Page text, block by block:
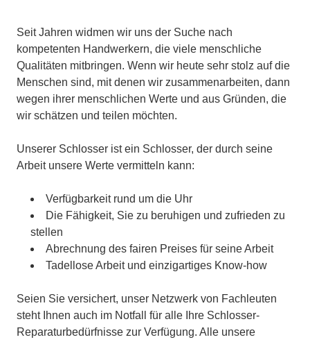
Seit Jahren widmen wir uns der Suche nach
kompetenten Handwerkern, die viele menschliche
Qualitäten mitbringen. Wenn wir heute sehr stolz auf die
Menschen sind, mit denen wir zusammenarbeiten, dann
wegen ihrer menschlichen Werte und aus Gründen, die
wir schätzen und teilen möchten.
Unserer Schlosser ist ein Schlosser, der durch seine
Arbeit unsere Werte vermitteln kann:
Verfügbarkeit rund um die Uhr
Die Fähigkeit, Sie zu beruhigen und zufrieden zu
stellen
Abrechnung des fairen Preises für seine Arbeit
Tadellose Arbeit und einzigartiges Know-how
Seien Sie versichert, unser Netzwerk von Fachleuten
steht Ihnen auch im Notfall für alle Ihre Schlosser-
Reparaturbedürfnisse zur Verfügung. Alle unsere